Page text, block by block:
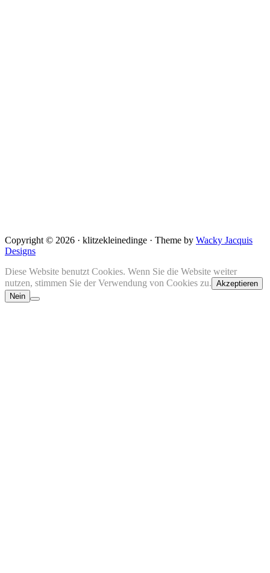
Copyright © 2026 · klitzekleinedinge · Theme by Wacky Jacquis
Designs
Diese Website benutzt Cookies. Wenn Sie die Website weiter
nutzen, stimmen Sie der Verwendung von Cookies zu. Akzeptieren
Nein